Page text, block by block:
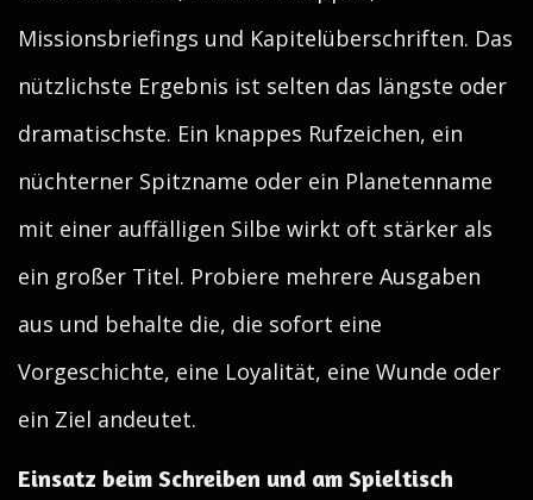
Missionsbriefings und Kapitelüberschriften. Das
nützlichste Ergebnis ist selten das längste oder
dramatischste. Ein knappes Rufzeichen, ein
nüchterner Spitzname oder ein Planetenname
mit einer auffälligen Silbe wirkt oft stärker als
ein großer Titel. Probiere mehrere Ausgaben
aus und behalte die, die sofort eine
Vorgeschichte, eine Loyalität, eine Wunde oder
ein Ziel andeutet.
Einsatz beim Schreiben und am Spieltisch